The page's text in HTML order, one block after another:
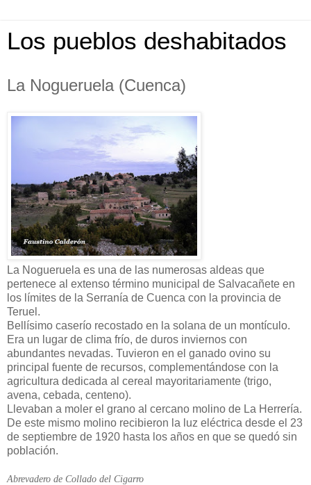
Los pueblos deshabitados
La Nogueruela (Cuenca)
La Nogueruela es una de las numerosas aldeas que
pertenece al extenso término municipal de Salvacañete en
los límites de la Serranía de Cuenca con la provincia de
Teruel.
Bellísimo caserío recostado en la solana de un montículo.
Era un lugar de clima frío, de duros inviernos con
abundantes nevadas. Tuvieron en el ganado ovino su
principal fuente de recursos, complementándose con la
agricultura dedicada al cereal mayoritariamente (trigo,
avena, cebada, centeno).
Llevaban a moler el grano al cercano molino de La Herrería.
De este mismo molino recibieron la luz eléctrica desde el 23
de septiembre de 1920 hasta los años en que se quedó sin
población.
Abrevadero de Collado del Cigarro